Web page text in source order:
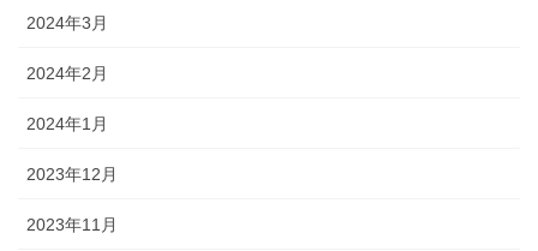
2024年3月
2024年2月
2024年1月
2023年12月
2023年11月